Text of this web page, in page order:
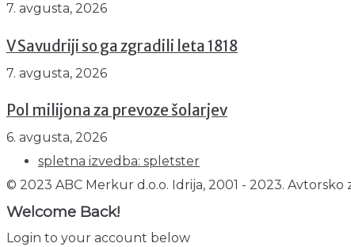
7. avgusta, 2026
V Savudriji so ga zgradili leta 1818
7. avgusta, 2026
Pol milijona za prevoze šolarjev
6. avgusta, 2026
spletna izvedba: spletster
© 2023 ABC Merkur d.o.o. Idrija, 2001 - 2023. Avtorsko
Welcome Back!
Login to your account below